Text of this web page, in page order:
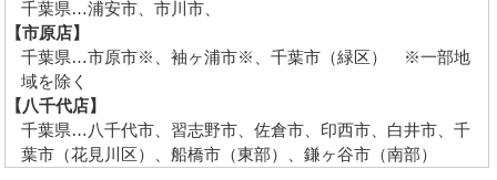
千葉県…浦安市、市川市、
【市原店】
千葉県…市原市※、袖ヶ浦市※、千葉市（緑区） ※一部地
域を除く
【八千代店】
千葉県…八千代市、習志野市、佐倉市、印西市、白井市、千
葉市（花見川区）、船橋市（東部）、鎌ヶ谷市（南部）